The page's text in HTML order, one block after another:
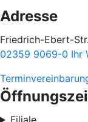
Adresse
Friedrich-Ebert-
02359 9069-0 Ihr
Filiale